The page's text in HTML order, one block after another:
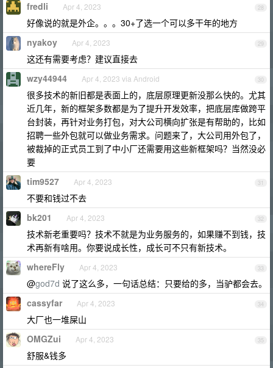
28
fredli Apr 4, 2023
好像说的就是外企。。。30+了选一个可以多干年的地方
29
nyakoy Apr 4, 2023
这还有需要考虑？建议直接去
30
wzy44944 Apr 4, 2023 via Android
很多技术的新旧都是表面上的，底层原理更新没那么快的。尤其
近几年，新的框架多数都是为了提升开发效率，把底层库做跨平
台封装，再针对业务打包，对大公司横向扩张是有帮助的，比如
招聘一些外包就可以做业务需求。问题来了，大公司用外包了，
被裁掉的正式员工到了中小厂还需要用这些新框架吗？当然没必
要
31
tim9527 Apr 4, 2023
不要和钱过不去
32
bk201 Apr 4, 2023
技术新老重要吗？技术不就是为业务服务的，如果赚不到钱，技
术再新有啥用。你要说成长性，成长可不只有新技术。
33
whereFly Apr 4, 2023
@god7d 说了这么多，一句话总结：只要给的多，当驴都会去。
34
cassyfar Apr 4, 2023
大厂也一堆屎山
35
OMGZui Apr 4, 2023
舒服&钱多